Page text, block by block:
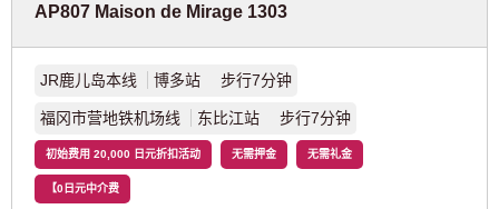
AP807 Maison de Mirage 1303
JR鹿儿岛本线 博多站 步行7分钟
福冈市营地铁机场线 东比江站 步行7分钟
初始费用 20,000 日元折扣活动 无需押金 无需礼金
【0日元中介费
京阪本线 (9)
阪急电铁株式会社
阪急京都线 (36)
京福电铁